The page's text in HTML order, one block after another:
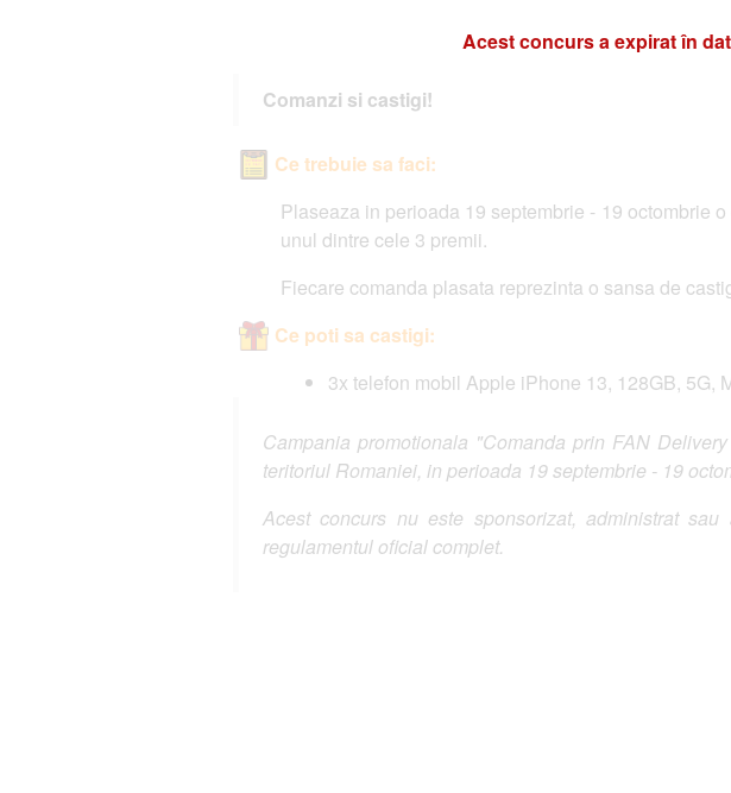
Acest concurs a expirat în
Comanzi si castigi!
Ce trebuie sa faci:
Plaseaza in perioada 19 septembrie - 19 octombrie
unul dintre cele 3 premii.
Fiecare comanda plasata reprezinta o sansa de
Ce poti sa castigi:
3x telefon mobil Apple iPhone 13, 128GB, 5G,
Campania promotionala "Comanda prin FAN
teritoriul Romaniei, in perioada 19 septembrie - 19
Acest concurs nu este sponsorizat, administrat
regulamentul oficial complet.